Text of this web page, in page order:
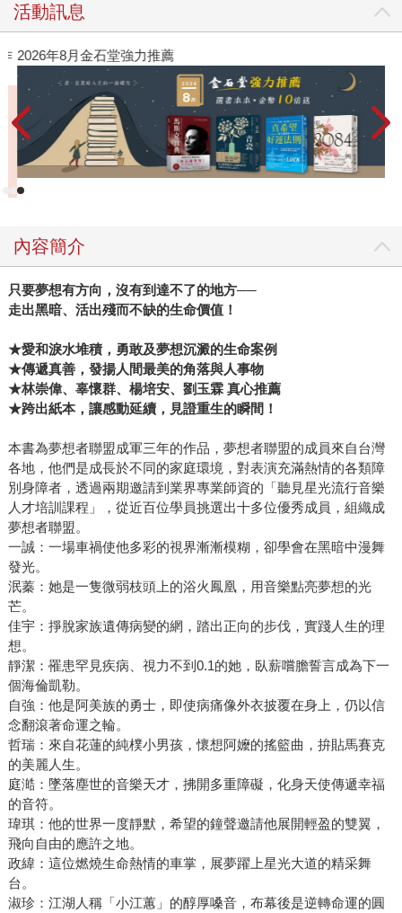
活動訊息
2026年8月金石堂強力推薦
內容簡介
只要夢想有方向，沒有到達不了的地方──
走出黑暗、活出殘而不缺的生命價值！
★愛和淚水堆積，勇敢及夢想沉澱的生命案例
★傳遞真善，發揚人間最美的角落與人事物
★林崇偉、辜懷群、楊培安、劉玉霖 真心推薦
★跨出紙本，讓感動延續，見證重生的瞬間！
本書為夢想者聯盟成軍三年的作品，夢想者聯盟的成員來自台灣
各地，他們是成長於不同的家庭環境，對表演充滿熱情的各類障
別身障者，透過兩期邀請到業界專業師資的「聽見星光流行音樂
人才培訓課程」，從近百位學員挑選出十多位優秀成員，組織成
夢想者聯盟。
一誠：一場車禍使他多彩的視界漸漸模糊，卻學會在黑暗中漫舞
發光。
泯蓁：她是一隻微弱枝頭上的浴火鳳凰，用音樂點亮夢想的光
芒。
佳宇：掙脫家族遺傳病變的網，踏出正向的步伐，實踐人生的理
想。
靜潔：罹患罕見疾病、視力不到0.1的她，臥薪嚐膽誓言成為下一
個海倫凱勒。
自強：他是阿美族的勇士，即使病痛像外衣披覆在身上，仍以信
念翻滾著命運之輪。
哲瑞：來自花蓮的純樸小男孩，懷想阿嬤的搖籃曲，拚貼馬賽克
的美麗人生。
庭澔：墜落塵世的音樂天才，拂開多重障礙，化身天使傳遞幸福
的音符。
瑋琪：他的世界一度靜默，希望的鐘聲邀請他展開輕盈的雙翼，
飛向自由的應許之地。
政緯：這位燃燒生命熱情的車掌，展夢躍上星光大道的精采舞
台。
淑珍：江湖人稱「小江蕙」的醇厚嗓音，布幕後是逆轉命運的圓